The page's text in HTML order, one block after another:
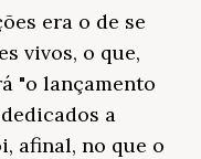
era o de se
vivos, o que,
"o lançamento
a
afinal, no que o